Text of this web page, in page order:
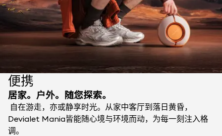
便携
居家。户外。随您探索。
自在游走，亦或静享时光。从家中客厅到落日黄昏，
Devialet Mania皆能随心境与环境而动，为每一刻注入格
调。